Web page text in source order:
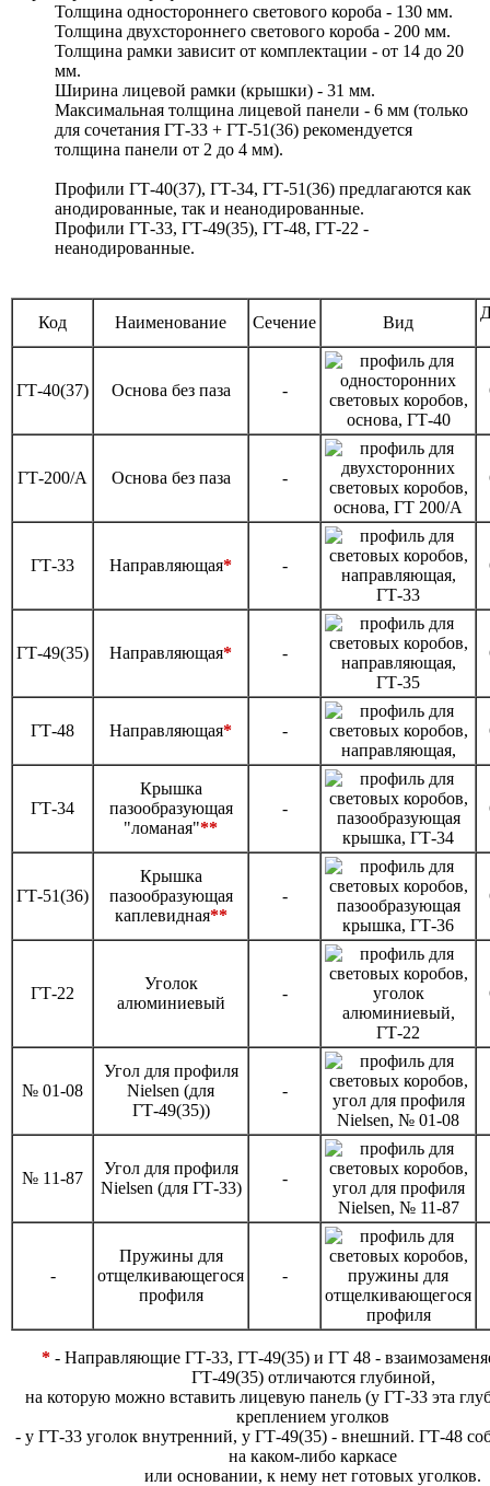
Толщина одностороннего светового короба - 130 мм.
Толщина двухстороннего светового короба - 200 мм.
Толщина рамки зависит от комплектации - от 14 до 20
мм.
Ширина лицевой рамки (крышки) - 31 мм.
Максимальная толщина лицевой панели - 6 мм (только
для сочетания ГТ-33 + ГТ-51(36) рекомендуется
толщина панели от 2 до 4 мм).
Профили ГТ-40(37), ГТ-34, ГТ-51(36) предлагаются как
анодированные, так и неанодированные.
Профили ГТ-33, ГТ-49(35), ГТ-48, ГТ-22 -
неанодированные.
Код Наименование Сечение Вид
ГТ-40(37) Основа без паза -
ГТ-200/А Основа без паза -
ГТ-33 Направляющая* -
ГТ-49(35) Направляющая* -
ГТ-48 Направляющая* -
ГТ-34
Крышка
пазообразующая
"ломаная"**
-
ГТ-51(36)
Крышка
пазообразующая
каплевидная**
-
ГТ-22
Уголок
алюминиевый
-
№ 01-08
Угол для профиля
Nielsen (для
ГТ-49(35))
-
№ 11-87
Угол для профиля
Nielsen (для ГТ-33)
-
-
Пружины для
отщелкивающегося
профиля
-
*- Направляющие ГТ-33, ГТ-49(35) и ГТ 48 -
ГТ-49(35) отличаются глубиной,
на которую можно вставить лицевую панель (у ГТ-33 эта
креплением уголков
- у ГТ-33 уголок внутренний, у ГТ-49(35) - внешний. ГТ-48
на каком-либо каркасе
или основании, к нему нет готовых уголков.